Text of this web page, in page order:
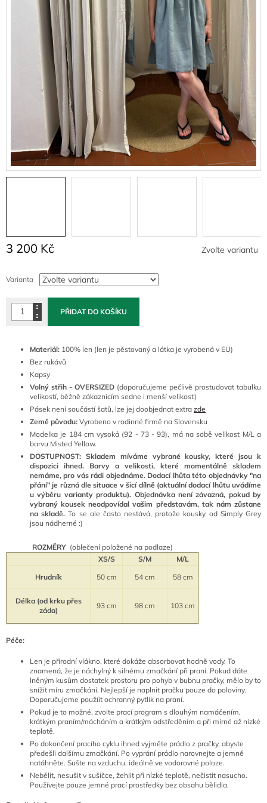
3 200 Kč
cena:
Zvolte variantu
Varianta
PŘIDAT DO KOŠÍKU
Materiál: 100% len (len je pěstovaný a látka je vyrobená v EU)
Bez rukávů
Kapsy
Volný střih - OVERSIZED (doporučujeme pečlivě prostudovat tabulku
velikostí, běžně zákaznicím sedne i menší velikost)
Pásek není součástí šatů, lze jej doobjednat extra zde
Země původu: Vyrobeno v rodinné firmě na Slovensku
Modelka je 184 cm vysoká (92 - 73 - 93), má na sobě velikost M/L a
barvu Misted Yellow.
DOSTUPNOST: Skladem míváme vybrané kousky, které jsou k
dispozici ihned. Barvy a velikosti, které momentálně skladem
nemáme, pro vás rádi objednáme. Dodací lhůta této objednávky "na
přání" je různá dle situace v šicí dílně (aktuální dodací lhůtu uvádíme
u výběru varianty produktu). Objednávka není závazná, pokud by
vybraný kousek neodpovídal vašim představám, tak nám zůstane
na skladě.To se ale často nestává, protože kousky od Simply Grey
jsou nádherné :)
ROZMĚRY (oblečení položené na podlaze)
XS/S
S/M
M/L
Hrudník
50 cm 54 cm 58 cm
Délka (od krku přes
záda)
93 cm 98 cm 103 cm
Péče:
Len je přírodní vlákno, které dokáže absorbovat hodně vody. To
znamená, že je náchylný k silnému zmačkání při praní. Pokud dáte
lněným kusům dostatek prostoru pro pohyb v bubnu pračky, mělo by to
snížit míru zmačkání. Nejlepší je naplnit pračku pouze do poloviny.
Doporučujeme použíit ochranný pytlík na praní.
Pokud je to možné, zvolte prací program s dlouhým namáčením,
krátkým praním/mácháním a krátkým odstředěním a při mírné až nízké
teplotě.
Po dokončení pracího cyklu ihned vyjměte prádlo z pračky, abyste
předešli dalšímu zmačkání. Po vyprání prádlo narovnejte a jemně
natáhněte. Sušte na vzduchu, ideálně ve vodorovné poloze.
Nebělit, nesušit v sušičce, žehlit při nízké teplotě, nečistit nasucho.
Používejte pouze jemné prací prostředky bez obsahu bělidla.